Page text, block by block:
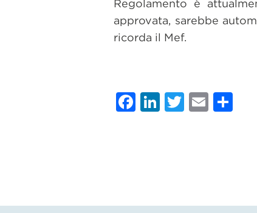
Regolamento è
approvata, sarebbe
ricorda il Mef.
Facebook
LinkedIn
Twitter
Email